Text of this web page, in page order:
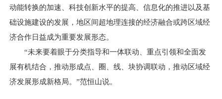
动能转换的加速、科技创新水平的提高、信息化的推进以及基
础设施建设的发展，地区间超地理连接的经济融合或跨区域经
济合作日益成为重要发展形态。
“未来要着眼于分类指导和一体联动、重点引领和全面发
展有机结合，推动形成点、圈、线、块协调联动，推动区域经
济发展形成新格局。”范恒山说。